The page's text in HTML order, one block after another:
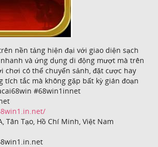
nền tảng hiện đại với giao diện sạch
và ứng dụng di động mượt mà trên
chơi có thể chuyển sảnh, đặt cược hay
tích tắc mà không gặp bất kỳ gián đoạn
#68win1innet
Tân Tạo, Hồ Chí Minh, Việt Nam